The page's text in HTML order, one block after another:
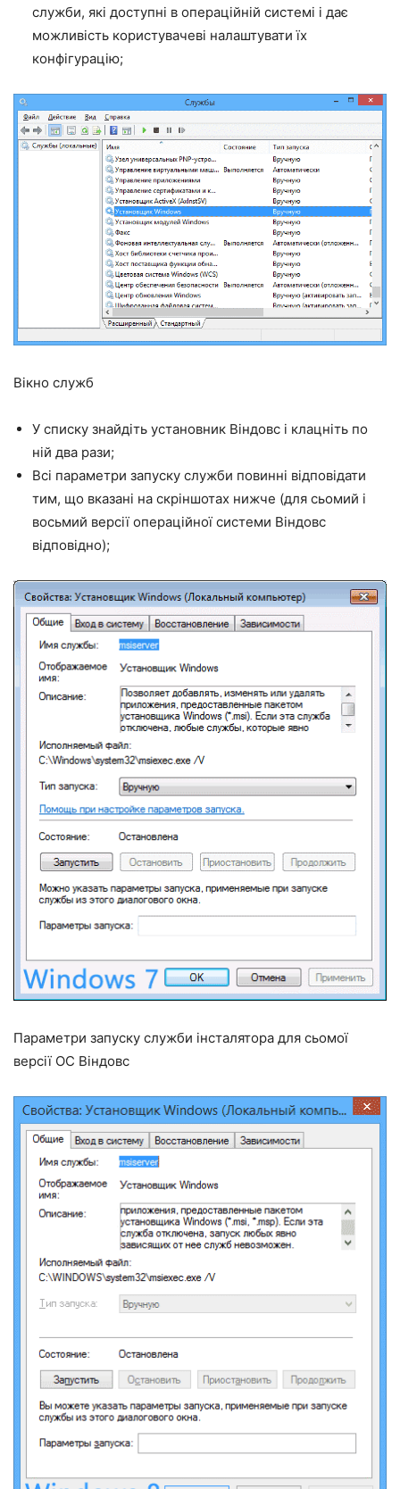
служби, які доступні в операційній системі і дає
можливість користувачеві налаштувати їх
конфігурацію;
Вікно служб
У списку знайдіть установник Віндовс і клацніть по
ній два рази;
Всі параметри запуску служби повинні відповідати
тим, що вказані на скріншотах нижче (для сьомий і
восьмий версії операційної системи Віндовс
відповідно);
Параметри запуску служби інсталятора для сьомої
версії ОС Віндовс